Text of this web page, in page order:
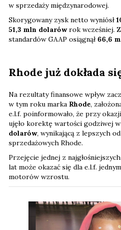
w sprzedaży międzynarodowej.
Skorygowany zysk netto wyniósł
51,3 mln dolarówrok wcześniej.
standardów GAAP osiągnął 66,6
Rhode już dokłada
Na rezultaty finansowe wpływ
w tym roku marka Rhode,
e.l.f. poinformowało, że przy
ujęło korektę wartości godziwej
dolarów, wynikającą z lepszych
sprzedażowych Rhode.
Przejęcie jednej z
lat może okazać się dla e.l.f.
motorów wzrostu.